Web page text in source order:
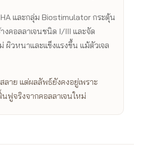
HA และกลุ่ม Biostimulator กระตุ้น
งคอลลาเจนชนิด I/III และจัด
ผิวหนาและแข็งแรงขึ้น แม้ตัวเจล
ลาย แต่ผลลัพธ์ยังคงอยู่เพราะ
ฟูจริงจากคอลลาเจนใหม่